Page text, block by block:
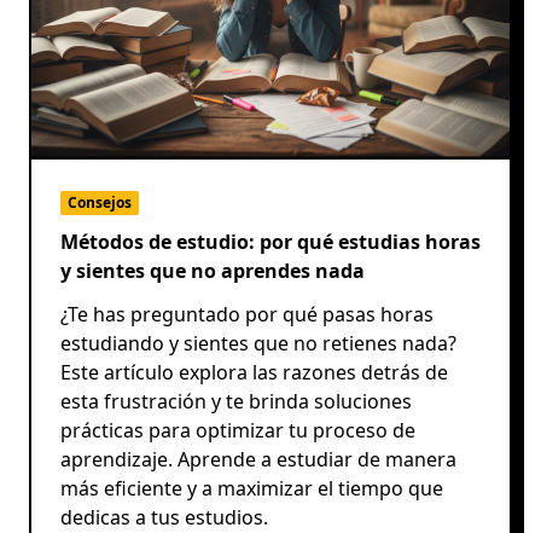
Consejos
Métodos de estudio: por qué estudias horas
y sientes que no aprendes nada
¿Te has preguntado por qué pasas horas
estudiando y sientes que no retienes nada?
Este artículo explora las razones detrás de
esta frustración y te brinda soluciones
prácticas para optimizar tu proceso de
aprendizaje. Aprende a estudiar de manera
más eficiente y a maximizar el tiempo que
dedicas a tus estudios.